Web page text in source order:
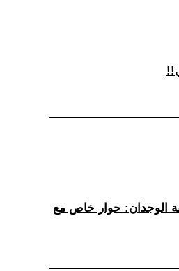
الوجدان: حوار خاص مع